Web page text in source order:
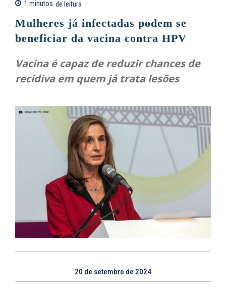
1 minutos de leitura
Mulheres já infectadas podem se
beneficiar da vacina contra HPV
Vacina é capaz de reduzir chances de
recidiva em quem já trata lesões
20 de setembro de 2024